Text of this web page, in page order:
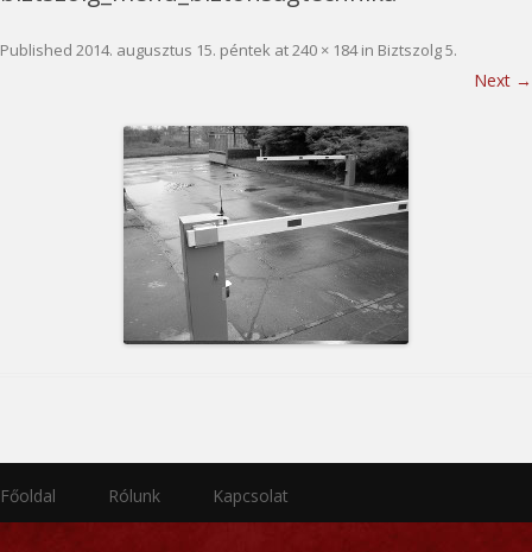
Published 2014. augusztus 15. péntek at240 × 184in Biztszolg 5.
Next →
Főoldal Rólunk Kapcsolat